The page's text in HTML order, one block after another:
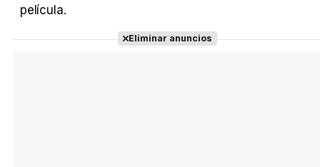
película.
Eliminar anuncios